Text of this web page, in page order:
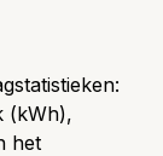
(kWh),
het